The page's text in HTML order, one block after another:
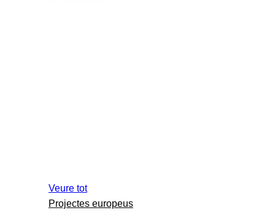
Veure tot
Projectes europeus